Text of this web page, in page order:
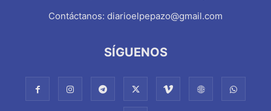
Contáctanos: diarioelpepazo@gmail.com
SÍGUENOS